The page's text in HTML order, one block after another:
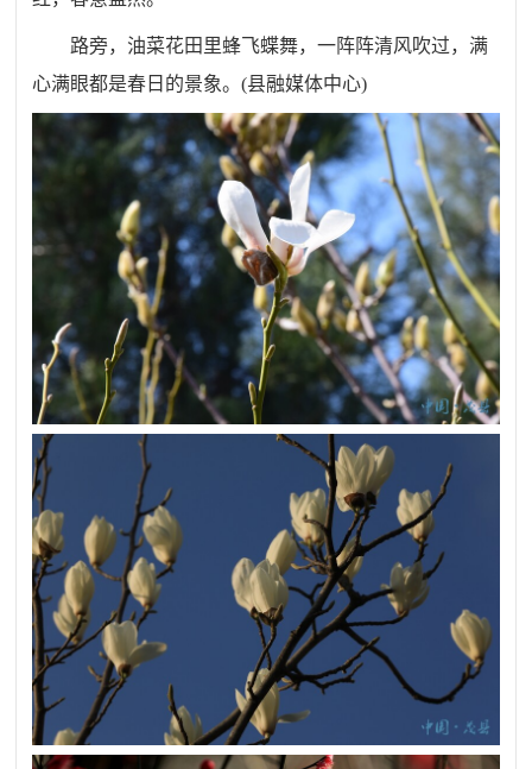
路旁， 油菜花田里蜂飞蝶舞，一阵阵清风吹过，满
心满眼都是春日的景象。(县融媒体中心)